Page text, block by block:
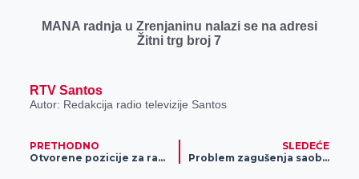
MANA radnja u Zrenjaninu nalazi se na adresi
Žitni trg broj 7
RTV Santos
Autor: Redakcija radio televizije Santos
PRETHODNO
Otvorene pozicije za rad u restoranu Kovač
SLEDEĆE
Problem zagušenja saobraćaja na raskrsnici ulica Obilićeve i Obale Sonje Marinković rešava se semaforima, potpisana još dva ugovora